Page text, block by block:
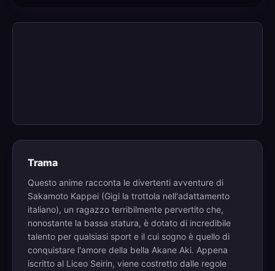
Trama
Questo anime racconta le divertenti avventure di
Sakamoto Kappei (Gigi la trottola nell'adattamento
italiano), un ragazzo terribilmente pervertito che,
nonostante la bassa statura, è dotato di incredibile
talento per qualsiasi sport e il cui sogno è quello di
conquistare l'amore della bella Akane Aki. Appena
iscritto al Liceo Seirin, viene costretto dalle regole